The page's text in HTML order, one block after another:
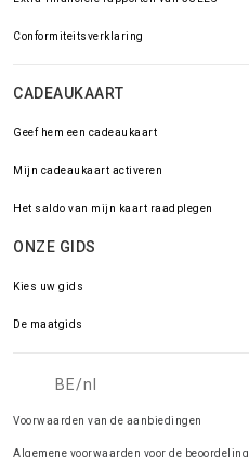
Conformiteitsverklaring
CADEAUKAART
Geef hem een cadeaukaart
Mijn cadeaukaart activeren
Het saldo van mijn kaart raadplegen
ONZE GIDS
Kies uw gids
De maatgids
BE/nl
Voorwaarden van de aanbiedingen
Algemene voorwaarden voor de beoordeling